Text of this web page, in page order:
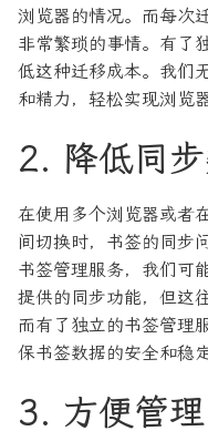
浏览器的情况。而每次
非常繁琐的事情。有了
低这种迁移成本。我们
和精力，轻松实现浏览
2. 降低同
在使用多个浏览器或者
间切换时，书签的同步
书签管理服务，我们可
提供的同步功能，但这
而有了独立的书签管理
保书签数据的安全和稳定
3. 方便管理